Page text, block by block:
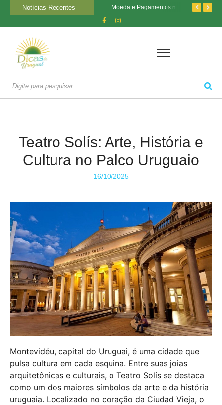
Notícias Recentes
Teatro Solís: Arte, História e
Cultura no Palco Uruguaio
16/10/2025
Montevidéu, capital do Uruguai, é uma cidade que
pulsa cultura em cada esquina. Entre suas joias
arquitetônicas e culturais, o Teatro Solís se destaca
como um dos maiores símbolos da arte e da história
uruguaia. Localizado no coração da Ciudad Vieja, o